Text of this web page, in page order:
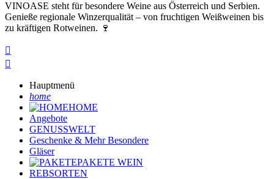
VINOASE steht für besondere Weine aus Österreich und Serbien.
Genieße regionale Winzerqualität – von fruchtigen Weißweinen bis
zu kräftigen Rotweinen. 🍷


Hauptmenü
home
HOME
Angebote
GENUSSWELT
Geschenke & MehrBesondere
Gläser
PAKETE WEIN
REBSORTEN